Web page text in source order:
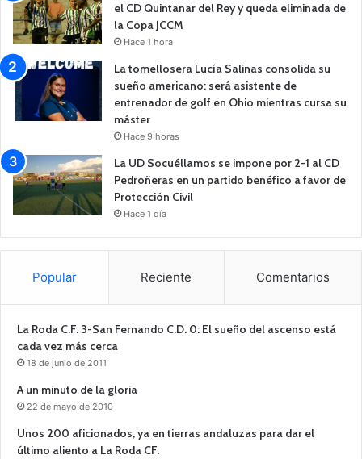
el CD Quintanar del Rey y queda eliminada de
la Copa JCCM
Hace 1 hora
La tomellosera Lucía Salinas consolida su
sueño americano: será asistente de
entrenador de golf en Ohio mientras cursa su
máster
Hace 9 horas
La UD Socuéllamos se impone por 2-1 al CD
Pedroñeras en un partido benéfico a favor de
Protección Civil
Hace 1 día
Popular Reciente Comentarios
La Roda C.F. 3-San Fernando C.D. 0: El sueño del ascenso está
cada vez más cerca
18 de junio de 2011
A un minuto de la gloria
22 de mayo de 2010
Unos 200 aficionados, ya en tierras andaluzas para dar el
último aliento a La Roda CF.